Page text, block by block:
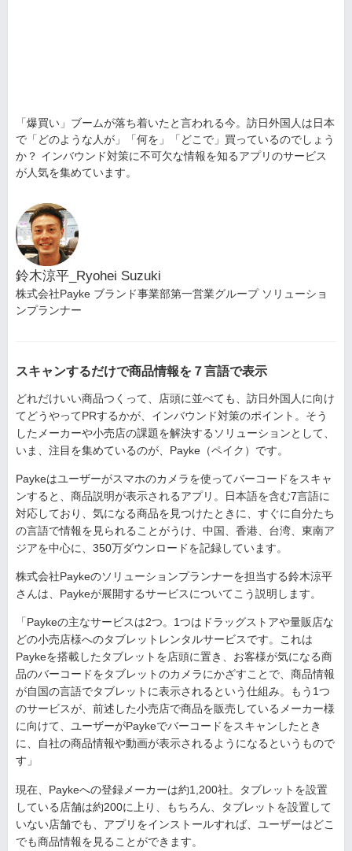
「爆買い」ブームが落ち着いたと言われる今。訪日外国人は日本
で「どのような人が」「何を」「どこで」買っているのでしょう
か？ インバウンド対策に不可欠な情報を知るアプリのサービス
が人気を集めています。
鈴木涼平_Ryohei Suzuki
株式会社Payke ブランド事業部第一営業グループ ソリューショ
ンプランナー
スキャンするだけで商品情報を７言語で表示
どれだけいい商品つくって、店頭に並べても、訪日外国人に向け
てどうやってPRするかが、インバウンド対策のポイント。そう
したメーカーや小売店の課題を解決するソリューションとして、
いま、注目を集めているのが、Payke（ペイク）です。
Paykeはユーザーがスマホのカメラを使ってバーコードをスキャ
ンすると、商品説明が表示されるアプリ。日本語を含む7言語に
対応しており、気になる商品を見つけたときに、すぐに自分たち
の言語で情報を見られることがうけ、中国、香港、台湾、東南ア
ジアを中心に、350万ダウンロードを記録しています。
株式会社Paykeのソリューションプランナーを担当する鈴木涼平
さんは、Paykeが展開するサービスについてこう説明します。
「Paykeの主なサービスは2つ。1つはドラッグストアや量販店な
どの小売店様へのタブレットレンタルサービスです。これは
Paykeを搭載したタブレットを店頭に置き、お客様が気になる商
品のバーコードをタブレットのカメラにかざすことで、商品情報
が自国の言語でタブレットに表示されるという仕組み。もう1つ
のサービスが、前述した小売店で商品を販売しているメーカー様
に向けて、ユーザーがPaykeでバーコードをスキャンしたとき
に、自社の商品情報や動画が表示されるようになるというもので
す」
現在、Paykeへの登録メーカーは約1,200社。タブレットを設置
している店舗は約200に上り、もちろん、タブレットを設置して
いない店舗でも、アプリをインストールすれば、ユーザーはどこ
でも商品情報を見ることができます。